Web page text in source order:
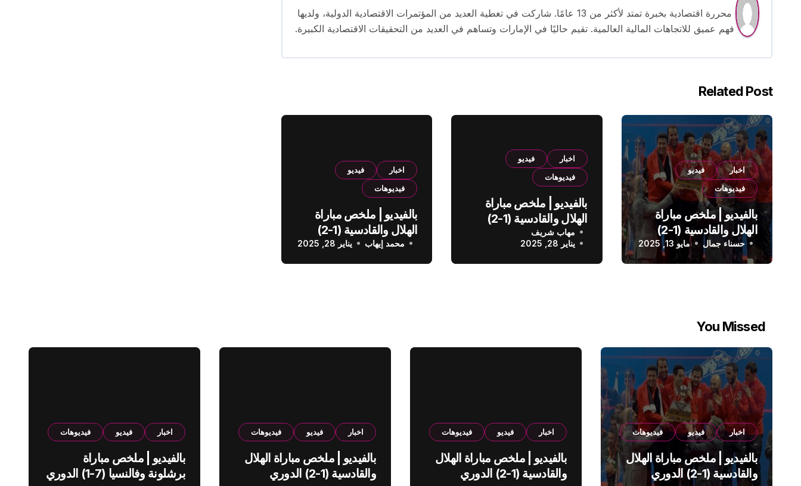
محررة اقتصادية بخبرة تمتد لأكثر من 13 عامًا. شاركت في تغطية العديد من المؤتمرات الاقتصادية الدولية، ولديها
فهم عميق للاتجاهات المالية العالمية. تقيم حاليًا في الإمارات وتساهم في العديد من التحقيقات الاقتصادية الكبيرة.
Related Post
اخبار
فيديو
فيديوهات
بالفيديو | ملخص مباراة
الهلال والقادسية (1-2)
الدوري السعودي
حسناء جمال مايو 13, 2025
اخبار
فيديو
فيديوهات
بالفيديو | ملخص مباراة
الهلال والقادسية (1-2)
الدوري السعودي
مهاب شريف
يناير 28, 2025
اخبار
فيديو
فيديوهات
بالفيديو | ملخص مباراة
الهلال والقادسية (1-2)
الدوري السعودي
محمد إيهاب يناير 28, 2025
You Missed
اخبار فيديو فيديوهات
بالفيديو | ملخص مباراة الهلال
والقادسية (1-2) الدوري
اخبار فيديو فيديوهات
بالفيديو | ملخص مباراة الهلال
والقادسية (1-2) الدوري
اخبار فيديو فيديوهات
بالفيديو | ملخص مباراة الهلال
والقادسية (1-2) الدوري
اخبار فيديو فيديوهات
بالفيديو | ملخص مباراة
برشلونة وفالنسيا (7-1) الدوري